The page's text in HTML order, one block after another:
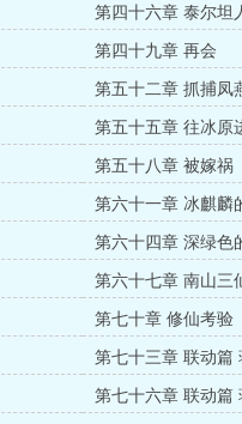
第四十六章 泰尔坦
第四十九章 再会
第五十二章 抓捕凤
第五十五章 往冰原
第五十八章 被嫁祸
第六十一章 冰麒麟
第六十四章 深绿色
第六十七章 南山三
第七十章 修仙考验
第七十三章 联动篇
第七十六章 联动篇